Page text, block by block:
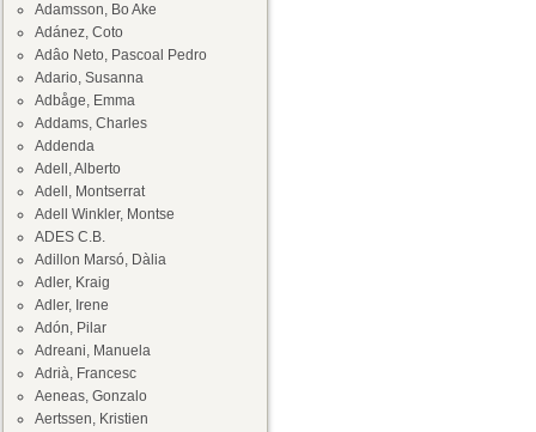
Adamsson, Bo Ake
Adánez, Coto
Adâo Neto, Pascoal Pedro
Adario, Susanna
Adbåge, Emma
Addams, Charles
Addenda
Adell, Alberto
Adell, Montserrat
Adell Winkler, Montse
ADES C.B.
Adillon Marsó, Dàlia
Adler, Kraig
Adler, Irene
Adón, Pilar
Adreani, Manuela
Adrià, Francesc
Aeneas, Gonzalo
Aertssen, Kristien